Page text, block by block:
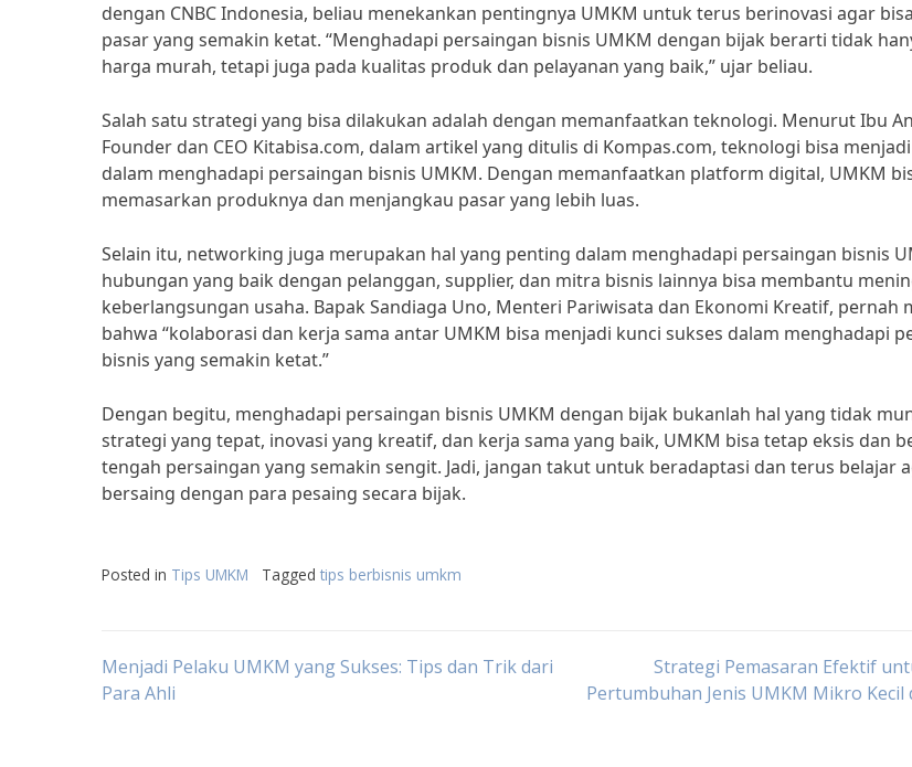
dengan CNBC Indonesia, beliau menekankan pentingnya UMKM untuk terus berinovasi agar
pasar yang semakin ketat. “Menghadapi persaingan bisnis UMKM dengan bijak berarti tidak
harga murah, tetapi juga pada kualitas produk dan pelayanan yang baik,” ujar beliau.
Salah satu strategi yang bisa dilakukan adalah dengan memanfaatkan teknologi. Menurut Ibu
Founder dan CEO Kitabisa.com, dalam artikel yang ditulis di Kompas.com, teknologi bisa
dalam menghadapi persaingan bisnis UMKM. Dengan memanfaatkan platform digital, UMKM
memasarkan produknya dan menjangkau pasar yang lebih luas.
Selain itu, networking juga merupakan hal yang penting dalam menghadapi persaingan bisnis
hubungan yang baik dengan pelanggan, supplier, dan mitra bisnis lainnya bisa membantu
keberlangsungan usaha. Bapak Sandiaga Uno, Menteri Pariwisata dan Ekonomi Kreatif, pernah
bahwa “kolaborasi dan kerja sama antar UMKM bisa menjadi kunci sukses dalam menghadapi
bisnis yang semakin ketat.”
Dengan begitu, menghadapi persaingan bisnis UMKM dengan bijak bukanlah hal yang tidak
strategi yang tepat, inovasi yang kreatif, dan kerja sama yang baik, UMKM bisa tetap eksis dan
tengah persaingan yang semakin sengit. Jadi, jangan takut untuk beradaptasi dan terus belajar
bersaing dengan para pesaing secara bijak.
Posted in Tips UMKM Tagged tips berbisnis umkm
Post
Menjadi Pelaku UMKM yang Sukses: Tips dan Trik dari
Para Ahli
Strategi Pemasaran Efektif
Pertumbuhan Jenis UMKM Mikro Kecil